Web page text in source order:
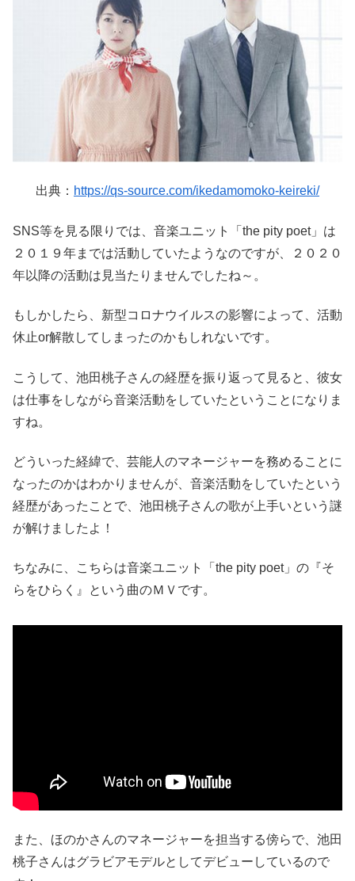
出典： https://qs-source.com/ikedamomoko-keireki/
SNS等を見る限りでは、音楽ユニット「the pity poet」は
２０１９年までは活動していたようなのですが、２０２０
年以降の活動は見当たりませんでしたね～。
もしかしたら、新型コロナウイルスの影響によって、活動
休止or解散してしまったのかもしれないです。
こうして、池田桃子さんの経歴を振り返って見ると、彼女
は仕事をしながら音楽活動をしていたということになりま
すね。
どういった経緯で、芸能人のマネージャーを務めることに
なったのかはわかりませんが、音楽活動をしていたという
経歴があったことで、池田桃子さんの歌が上手いという謎
が解けましたよ！
ちなみに、こちらは音楽ユニット「the pity poet」の『そ
らをひらく』という曲のＭＶです。
また、ほのかさんのマネージャーを担当する傍らで、池田
桃子さんはグラビアモデルとしてデビューしているので